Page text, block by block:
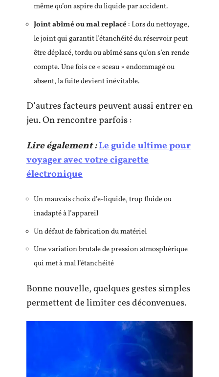
même qu’on aspire du liquide par accident.
Joint abîmé ou mal replacé : Lors du nettoyage,
le joint qui garantit l’étanchéité du réservoir peut
être déplacé, tordu ou abîmé sans qu’on s’en rende
compte. Une fois ce « sceau » endommagé ou
absent, la fuite devient inévitable.
D’autres facteurs peuvent aussi entrer en
jeu. On rencontre parfois :
Lire également :Le guide ultime pour
voyager avec votre cigarette
électronique
Un mauvais choix d’e-liquide, trop fluide ou
inadapté à l’appareil
Un défaut de fabrication du matériel
Une variation brutale de pression atmosphérique
qui met à mal l’étanchéité
Bonne nouvelle, quelques gestes simples
permettent de limiter ces déconvenues.